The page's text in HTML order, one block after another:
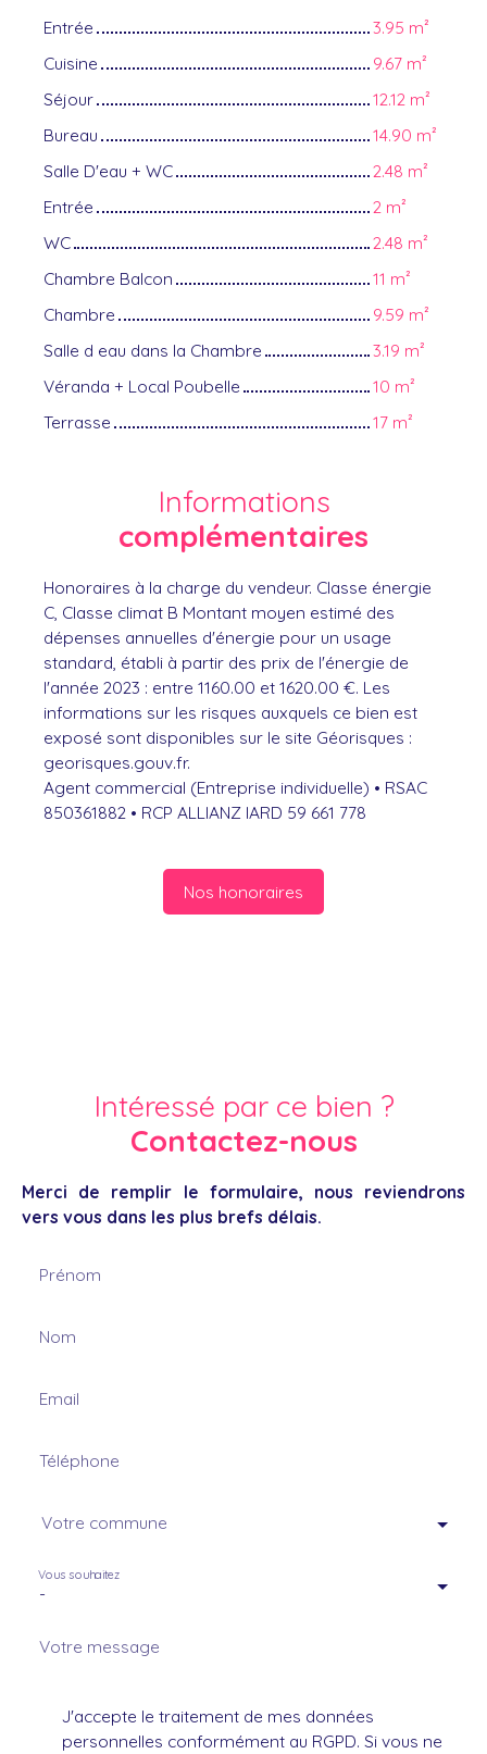
Entrée
3.95 m²
Cuisine
9.67 m²
Séjour
12.12 m²
Bureau
14.90 m²
Salle D'eau + WC
2.48 m²
Entrée
2 m²
WC
2.48 m²
Chambre Balcon
11 m²
Chambre
9.59 m²
Salle d eau dans la Chambre
3.19 m²
Véranda + Local Poubelle
10 m²
Terrasse
17 m²
Informations
complémentaires
Honoraires à la charge du vendeur. Classe énergie
C, Classe climat B Montant moyen estimé des
dépenses annuelles d'énergie pour un usage
standard, établi à partir des prix de l'énergie de
l'année 2023 : entre 1160.00 et 1620.00 €. Les
informations sur les risques auxquels ce bien est
exposé sont disponibles sur le site Géorisques :
georisques.gouv.fr.
Agent commercial (Entreprise individuelle) • RSAC
850361882 • RCP ALLIANZ IARD 59 661 778
Nos honoraires
Intéressé par ce bien ?
Contactez-nous
Merci de remplir le formulaire, nous reviendrons
vers vous dans les plus brefs délais.
Prénom
Nom
Email
Téléphone
Votre commune
-
Vous souhaitez
Votre message
J'accepte le traitement de mes données
personnelles conformément au RGPD. Si vous ne